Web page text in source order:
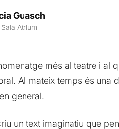
Guasch
Atrium
més al teatre i al
Al mateix temps és una
general.
un text imaginatiu que